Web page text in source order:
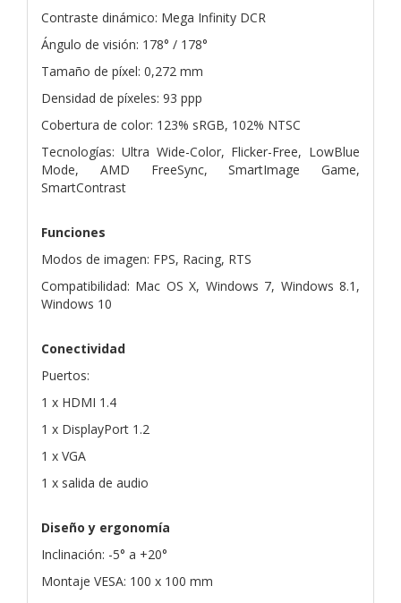
Contraste dinámico: Mega Infinity DCR
Ángulo de visión: 178° / 178°
Tamaño de píxel: 0,272 mm
Densidad de píxeles: 93 ppp
Cobertura de color: 123% sRGB, 102% NTSC
Tecnologías: Ultra Wide-Color, Flicker-Free, LowBlue
Mode, AMD FreeSync, SmartImage Game,
SmartContrast
Funciones
Modos de imagen: FPS, Racing, RTS
Compatibilidad: Mac OS X, Windows 7, Windows 8.1,
Windows 10
Conectividad
Puertos:
1 x HDMI 1.4
1 x DisplayPort 1.2
1 x VGA
1 x salida de audio
Diseño y ergonomía
Inclinación: -5° a +20°
Montaje VESA: 100 x 100 mm